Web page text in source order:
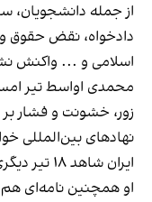
از جمله دانشجویان،
دادخواه، نقض حقوق
اسلامی و ... واکنش
محمدی اواسط تیر
زور، خشونت و فشار
نهادهای بین‌المللی
ایران شاهد ۱۸ تیر دیگری در دانشگاه‌هایش شود.
او همچنین نامه‌ای هم